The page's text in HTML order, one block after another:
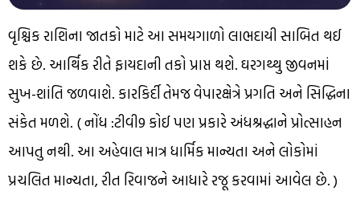
વૃશ્ચિક રાશિના જાતકો માટે આ સમયગાળો લાભદાયી સાબિત થઈ
શકે છે. આર્થિક રીતે ફાયદાની તકો પ્રાપ્ત થશે. ઘરગથ્થુ જીવનમાં
સુખ-શાંતિ જળવાશે. કારકિર્દી તેમજ વેપારક્ષેત્રે પ્રગતિ અને સિદ્ધિના
સંકેત મળશે. ( નોંધ :ટીવી9 કોઈ પણ પ્રકારે અંધશ્રદ્ધાને પ્રોત્સાહન
આપતુ નથી. આ અહેવાલ માત્ર ધાર્મિક માન્યતા અને લોકોમાં
પ્રચલિત માન્યતા, રીત રિવાજને આધારે રજૂ કરવામાં આવેલ છે. )